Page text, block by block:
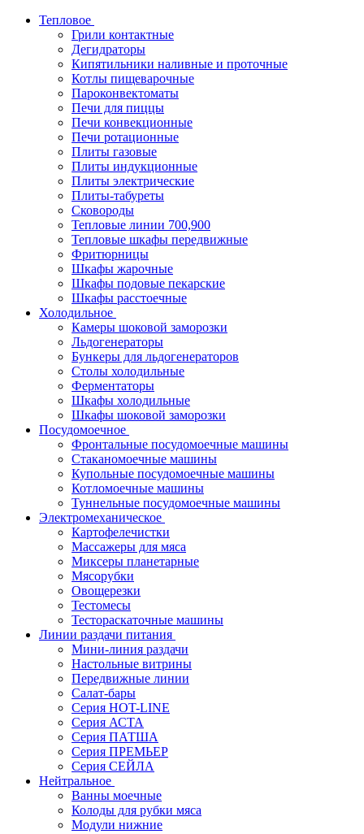
Тепловое
Грили контактные
Дегидраторы
Кипятильники наливные и проточные
Котлы пищеварочные
Пароконвектоматы
Печи для пиццы
Печи конвекционные
Печи ротационные
Плиты газовые
Плиты индукционные
Плиты электрические
Плиты-табуреты
Сковороды
Тепловые линии 700,900
Тепловые шкафы передвижные
Фритюрницы
Шкафы жарочные
Шкафы подовые пекарские
Шкафы расстоечные
Холодильное
Камеры шоковой заморозки
Льдогенераторы
Бункеры для льдогенераторов
Столы холодильные
Ферментаторы
Шкафы холодильные
Шкафы шоковой заморозки
Посудомоечное
Фронтальные посудомоечные машины
Стаканомоечные машины
Купольные посудомоечные машины
Котломоечные машины
Туннельные посудомоечные машины
Электромеханическое
Картофелечистки
Массажеры для мяса
Миксеры планетарные
Мясорубки
Овощерезки
Тестомесы
Тестораскаточные машины
Линии раздачи питания
Мини-линия раздачи
Настольные витрины
Передвижные линии
Салат-бары
Серия HOT-LINE
Серия АСТА
Серия ПАТША
Серия ПРЕМЬЕР
Серия СЕЙЛА
Нейтральное
Ванны моечные
Колоды для рубки мяса
Модули нижние